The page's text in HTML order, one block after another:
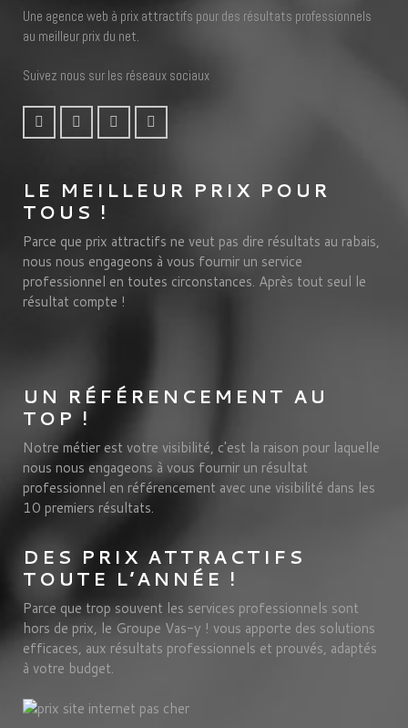
Une agence web à prix attractifs pour des résultats professionnels
au meilleur prix du net.
Suivez nous sur les réseaux sociaux
LE MEILLEUR PRIX POUR
TOUS !
Parce que prix attractifs ne veut pas dire résultats au rabais,
nous nous engageons à vous fournir un service
professionnel en toutes circonstances. Après tout seul le
résultat compte !
UN RÉFÉRENCEMENT AU
TOP !
Notre métier est votre visibilité, c'est la raison pour laquelle
nous nous engageons à vous fournir un résultat
professionnel en référencement avec une visibilité dans les
10 premiers résultats.
DES PRIX ATTRACTIFS
TOUTE L’ANNÉE !
Parce que trop souvent les services professionnels sont
hors de prix, le Groupe Vas-y ! vous apporte des solutions
efficaces, aux résultats professionnels et prouvés, adaptés
à votre budget.